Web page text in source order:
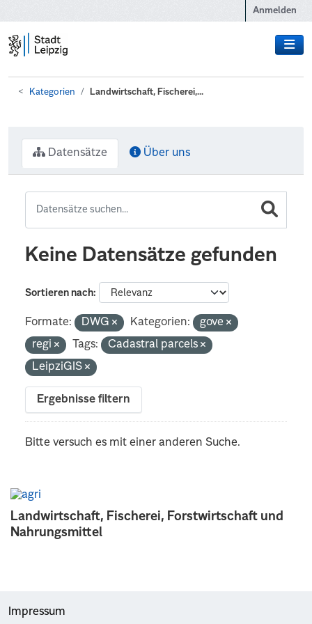
Anmelden
Kategorien Landwirtschaft, Fischerei,...
Landwirtschaft, Fischerei, Forstwirtschaft und
Nahrungsmittel
Datensätze Über uns
Keine Datensätze gefunden
Sortieren nach
Formate: DWG Kategorien:
gove
regi
Tags:
Cadastral parcels
LeipziGIS
Ergebnisse filtern
Bitte versuch es mit einer anderen Suche.
Impressum